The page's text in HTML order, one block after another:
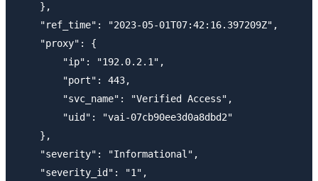
    },
    "ref_time": "2023-05-01T07:42:16.397209Z",
    "proxy": {
        "ip": "192.0.2.1",
        "port": 443,
        "svc_name": "Verified Access",
        "uid": "vai-07cb90ee3d0a8dbd2"
    },
    "severity": "Informational",
    "severity_id": "1",